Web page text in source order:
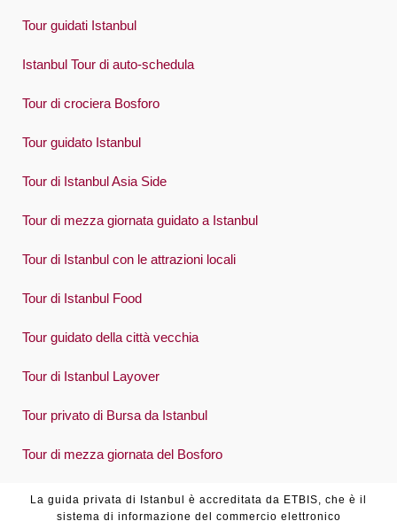
Tour guidati Istanbul
Istanbul Tour di auto-schedula
Tour di crociera Bosforo
Tour guidato Istanbul
Tour di Istanbul Asia Side
Tour di mezza giornata guidato a Istanbul
Tour di Istanbul con le attrazioni locali
Tour di Istanbul Food
Tour guidato della città vecchia
Tour di Istanbul Layover
Tour privato di Bursa da Istanbul
Tour di mezza giornata del Bosforo
La guida privata di Istanbul è accreditata da ETBIS, che è il
sistema di informazione del commercio elettronico